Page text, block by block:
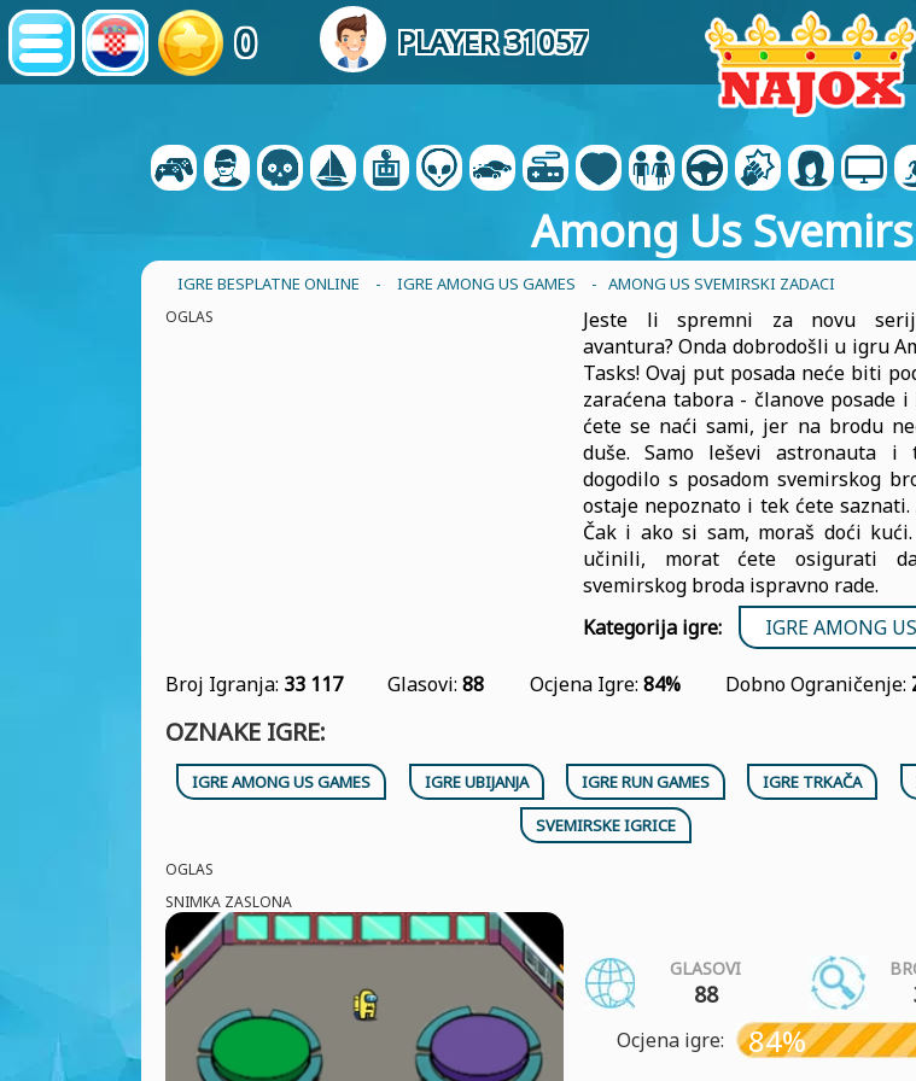
0 PLAYER 31057
Among Us
IGRE BESPLATNE ONLINE - IGRE AMONG US GAMES - AMONG US SVEMIRSKI ZADACI
OGLAS
Jeste li spremni za novu
avantura? Onda dobrodošli u igru
Tasks! Ovaj put posada neće biti
zaraćena tabora - članove posade i
ćete se naći sami, jer na brodu
duše. Samo leševi astronauta i
dogodilo s posadom svemirskog
ostaje nepoznato i tek ćete
Čak i ako si sam, moraš doći
učinili, morat ćete osigurati
svemirskog broda ispravno rade.
Kategorija igre:
IGRE AMONG
Broj Igranja: 33 117 Glasovi:88 Ocjena Igre: 84% Dobno Ograničenje:
OZNAKE IGRE:
IGRE AMONG US GAMES IGRE UBIJANJA IGRE RUN GAMES IGRE TRKAČA
SVEMIRSKE IGRICE
OGLAS
SNIMKA ZASLONA
GLASOVI
88
Ocjena igre: 84%